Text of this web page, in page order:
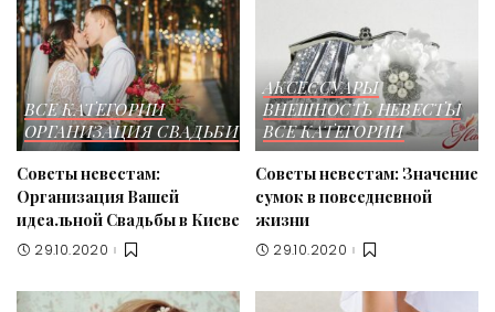
ВСЕ КАТЕГОРИИ
ОРГАНИЗАЦИЯ СВАДЬБИ
Советы невестам:
Организация Вашей
идеальной Свадьбы в Киеве
29.10.2020
АКСЕССУАРЫ
ВНЕШНОСТЬ НЕВЕСТЫ
ВСЕ КАТЕГОРИИ
Советы невестам: Значение
сумок в повседневной
жизни
29.10.2020